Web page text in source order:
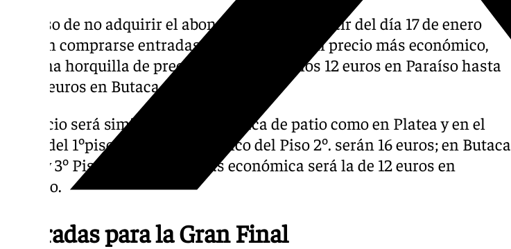
En caso de no adquirir el abono completo, a partir del día 17 de enero
podrán comprarse entradas individuales a un precio más económico,
con una horquilla de precios que va desde los 12 euros en Paraíso hasta
los 19 euros en Butaca de patio.
El precio será similar tanto en Butaca de patio como en Platea y en el
Palco del 1ºpiso (19 euros). En Palco del Piso 2º. serán 16 euros; en Butaca
de 2º y 3º Piso serán 14 y la más económica será la de 12 euros en
Paraíso.
Entradas para la Gran Final